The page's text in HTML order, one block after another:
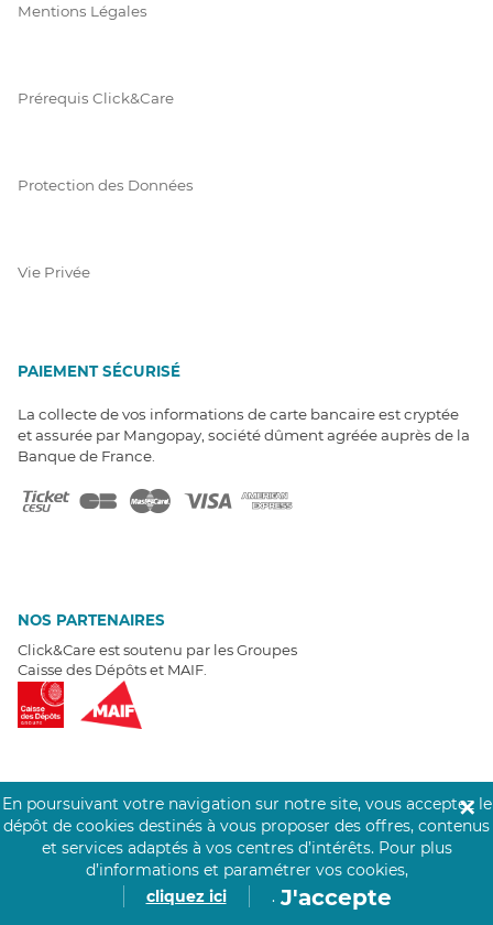
Mentions Légales
Prérequis Click&Care
Protection des Données
Vie Privée
PAIEMENT SÉCURISÉ
La collecte de vos informations de carte bancaire est cryptée
et assurée par Mangopay, société dûment agréée auprès de la
Banque de France.
NOS PARTENAIRES
Click&Care est soutenu par les Groupes
Caisse des Dépôts et MAIF.
EXPERTS À VOTRE ÉCOUTE
Un besoin de recrutement ? Click&Care vous accompagne par
téléphone 7/7.
Être rappelé aujourd'hui
En poursuivant votre navigation sur notre site, vous acceptez le
dépôt de cookies destinés à vous proposer des offres, contenus
et services adaptés à vos centres d’intérêts. Pour plus
d’informations et paramétrer vos cookies,
cliquez ici
. J'accepte
✕